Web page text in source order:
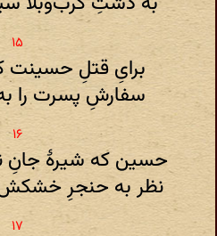
برایِ قتلِ حسینت
سفارشِ پسرت را
حسین که شیرهٔ جانِ
نظر به حنجرِ خشکش